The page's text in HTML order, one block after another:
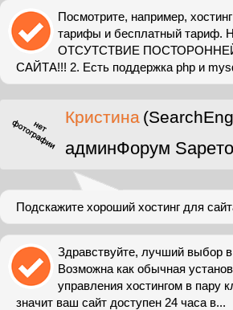
Посмотрите, например,
тарифы и бесплатный тариф.
ОТСУТСТВИЕ
САЙТА!!! 2. Есть поддержка php и
Кристина
админФорум
Подскажите хороший хостинг для
Здравствуйте, лучший выбор
Возможна как обычная
управления хостингом в пару
значит ваш сайт доступен 24 часа в...